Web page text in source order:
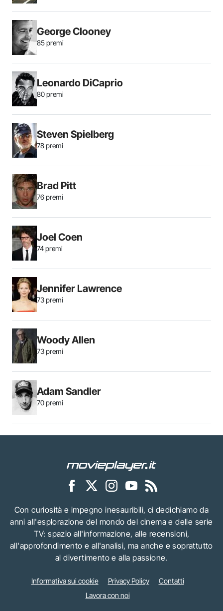
George Clooney
85 premi
Leonardo DiCaprio
80 premi
Steven Spielberg
78 premi
Brad Pitt
76 premi
Joel Coen
74 premi
Jennifer Lawrence
73 premi
Woody Allen
73 premi
Adam Sandler
70 premi
Con curiosità e impegno inesauribili, ci dedichiamo da
anni all'esplorazione del mondo del cinema e delle serie
TV: spazio all'informazione, alle recensioni,
all'approfondimento e all'analisi, ma anche e soprattutto
al divertimento e alla passione.
Informativa sui cookie Privacy Policy
Contatti
Lavora con noi